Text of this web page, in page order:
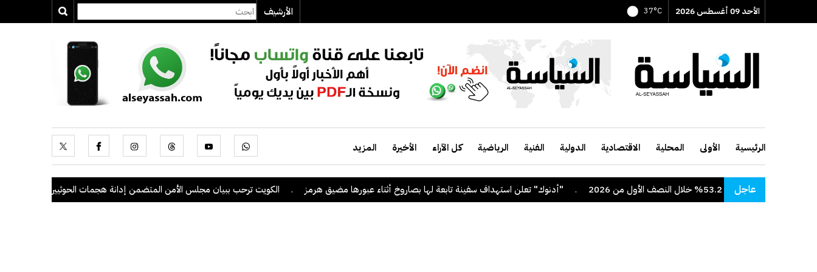
الأحد 09 أغسطس 2026 37°C الأرشيف
الرئيسية الأولى المحلية الاقتصادية الدولية الفنية الرياضية كل الآراء الأخيرة المزيد
عاجل "أدنوك" تعلن استهداف سفينة تابعة لها بصاروخ أثناء عبورها مضيق هرمز . الكويت ترحب ببيان مجلس الأمن المتضمن إدانة هجمات الحوثيين على السعودية والسفن